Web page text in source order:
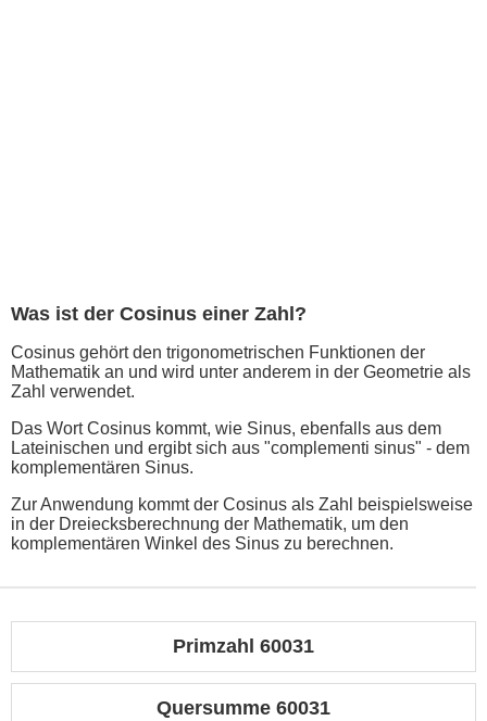
Was ist der Cosinus einer Zahl?
Cosinus gehört den trigonometrischen Funktionen der
Mathematik an und wird unter anderem in der Geometrie als
Zahl verwendet.
Das Wort Cosinus kommt, wie Sinus, ebenfalls aus dem
Lateinischen und ergibt sich aus "complementi sinus" - dem
komplementären Sinus.
Zur Anwendung kommt der Cosinus als Zahl beispielsweise
in der Dreiecksberechnung der Mathematik, um den
komplementären Winkel des Sinus zu berechnen.
Primzahl 60031
Quersumme 60031